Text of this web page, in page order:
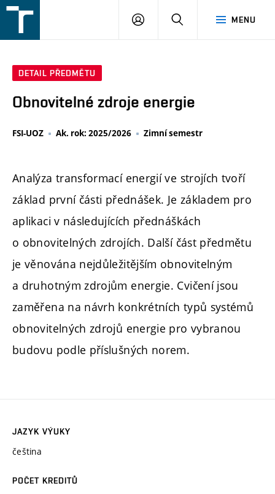
v
MENU
PŘIHLÁŠENÍ
DETAIL PŘEDMĚTU
Obnovitelné zdroje energie
FSI-UOZ Ak. rok: 2025/2026 Zimní semestr
Analýza transformací energií ve strojích tvoří
základ první části přednášek. Je základem pro
aplikaci v následujících přednáškách
o obnovitelných zdrojích. Další část předmětu
je věnována nejdůležitějším obnovitelným
a druhotným zdrojům energie. Cvičení jsou
zaměřena na návrh konkrétních typů systémů
obnovitelných zdrojů energie pro vybranou
budovu podle příslušných norem.
JAZYK VÝUKY
čeština
POČET KREDITŮ